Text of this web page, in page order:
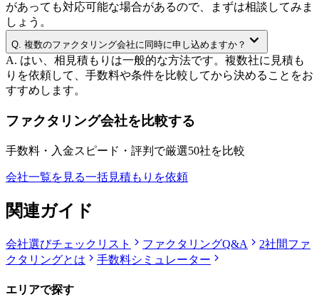
があっても対応可能な場合があるので、まずは相談してみま
しょう。
Q. 複数のファクタリング会社に同時に申し込めますか？
A. はい、相見積もりは一般的な方法です。複数社に見積も
りを依頼して、手数料や条件を比較してから決めることをお
すすめします。
ファクタリング会社を比較する
手数料・入金スピード・評判で厳選50社を比較
会社一覧を見る一括見積もりを依頼
関連ガイド
会社選びチェックリスト ファクタリングQ&A
2社間ファ
クタリングとは
手数料シミュレーター
エリアで探す